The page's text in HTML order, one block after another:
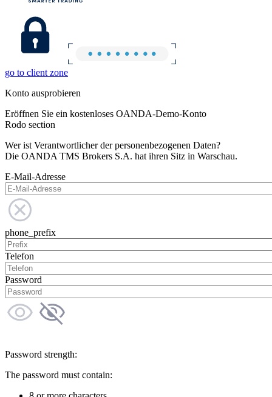
go to client zone
Konto ausprobieren
Eröffnen Sie ein kostenloses OANDA-Demo-Konto
Rodo section
Wer ist Verantwortlicher der personenbezogenen Daten?
Die OANDA TMS Brokers S.A. hat ihren Sitz in Warschau.
E-Mail-Adresse
phone_prefix
Telefon
Password
Password strength:
The password must contain: